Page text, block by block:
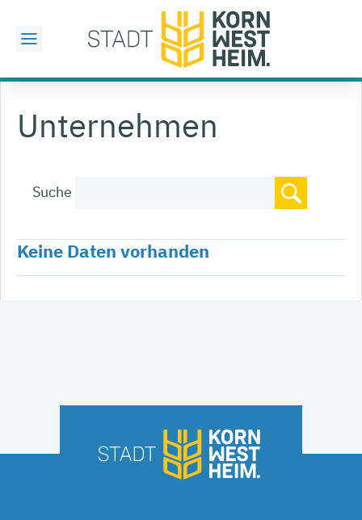
Unternehmen
Suche
Keine Daten vorhanden